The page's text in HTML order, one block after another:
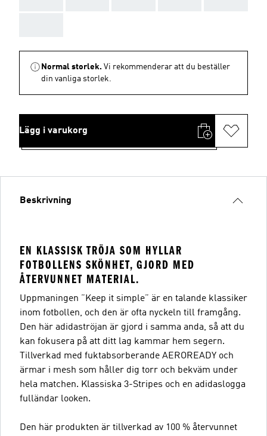
Normal storlek. Vi rekommenderar att du beställer
din vanliga storlek.
Lägg i varukorg
Beskrivning
EN KLASSISK TRÖJA SOM HYLLAR
FOTBOLLENS SKÖNHET, GJORD MED
ÅTERVUNNET MATERIAL.
Uppmaningen ”Keep it simple” är en talande klassiker
inom fotbollen, och den är ofta nyckeln till framgång.
Den här adidaströjan är gjord i samma anda, så att du
kan fokusera på att ditt lag kammar hem segern.
Tillverkad med fuktabsorberande AEROREADY och
ärmar i mesh som håller dig torr och bekväm under
hela matchen. Klassiska 3-Stripes och en adidaslogga
fulländar looken.
Den här produkten är tillverkad av 100 % återvunnet